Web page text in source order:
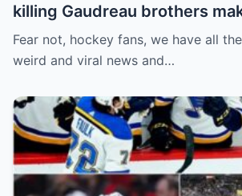
killing Gaudreau brothers
defence, Blackhawks beef
Bissonnette, 4 Nations
Fear not, hockey fans, we have all
weird and viral news and…